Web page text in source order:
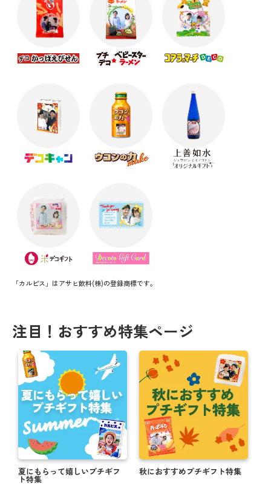
「カルピス」はアサヒ飲料(株)の登録商標です。
注目！おすすめ特集ページ
夏にもらって嬉しいプチギフ
ト特集
秋におすすめプチギフト特集